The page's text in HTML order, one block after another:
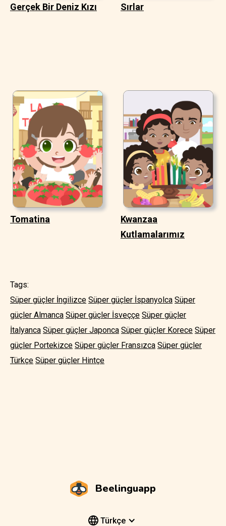
Gerçek Bir Deniz Kızı Sırlar
Tomatina
Kwanzaa
Kutlamalarımız
Tags:
Süper güçler İngilizce Süper güçler İspanyolca Süper
güçler Almanca Süper güçler İsveççe Süper güçler
İtalyanca Süper güçler Japonca Süper güçler Korece Süper
güçler Portekizce Süper güçler Fransızca Süper güçler
Türkçe Süper güçler Hintçe
Beelinguapp
Türkçe